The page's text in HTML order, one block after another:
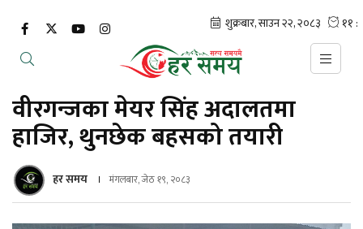
वीरगन्जका मेयर सिंह अदालतमा
हाजिर, थुनछेक बहसको तयारी
हर समय मंगलबार, जेठ १९, २०८३